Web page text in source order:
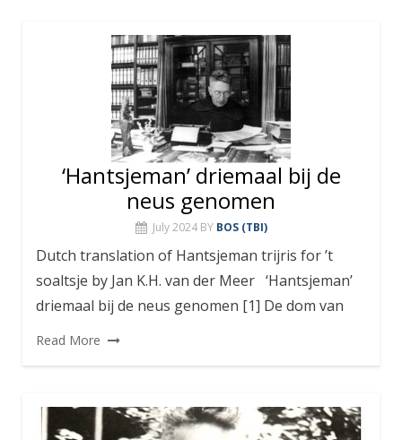
‘Hantsjeman’ driemaal bij de
neus genomen
July 2024 BY BOS (TBI)
Dutch translation of Hantsjeman trijris for ’t
soaltsje by Jan K.H. van der Meer ‘Hantsjeman’
driemaal bij de neus genomen [1] De dom van
Read More